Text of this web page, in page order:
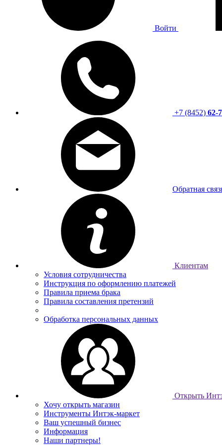
Войти
+7 (8452) 62-
Обратная
Клиентам
Условия сотрудничества
Инструкция по оформлению платежей
Правила приема брака
Правила составления претензий
Обработка персональных данных
Открыть
Хочу открыть магазин
Инструменты Интэк-маркет
Ваш успешный бизнес
Информация
Наши партнеры!